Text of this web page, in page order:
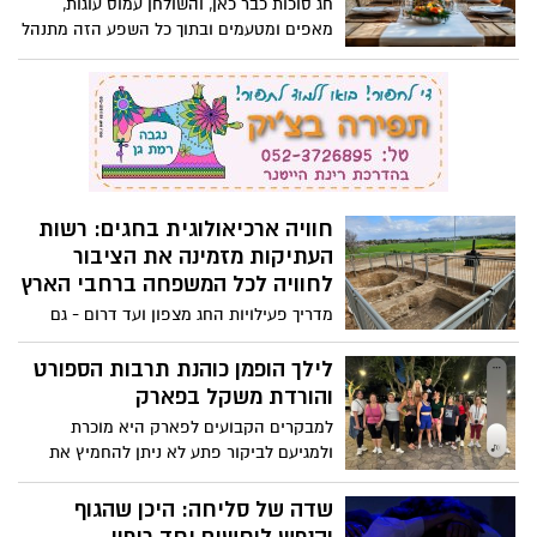
מדריך פעילויות החג מצפון ועד דרום - גם
לילך הופמן כוהנת תרבות הספורט
והורדת משקל בפארק
למבקרים הקבועים לפארק היא מוכרת
ולמגיעם לביקור פתע לא ניתן להחמיץ את
שדה של סליחה: היכן שהגוף
והנפש לוחשים יחד ריפוי
סרט תיעודי חדש ומחקר קליני נדיר חושפים
מסע פנימי שמעניק לחולים ומחלימים לא רק
בר 360: הכירו את הרופטופ החדש
של רמת גן
המקום הכי חם ויפה ברמת גן: הכירו את
הרופטופ החדש שמשדרג את חוויית הלילה